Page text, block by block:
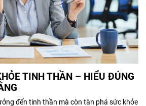
TINH THẦN – HIỂU ĐÚNG
đến tinh thần mà còn tàn phá sức khỏe